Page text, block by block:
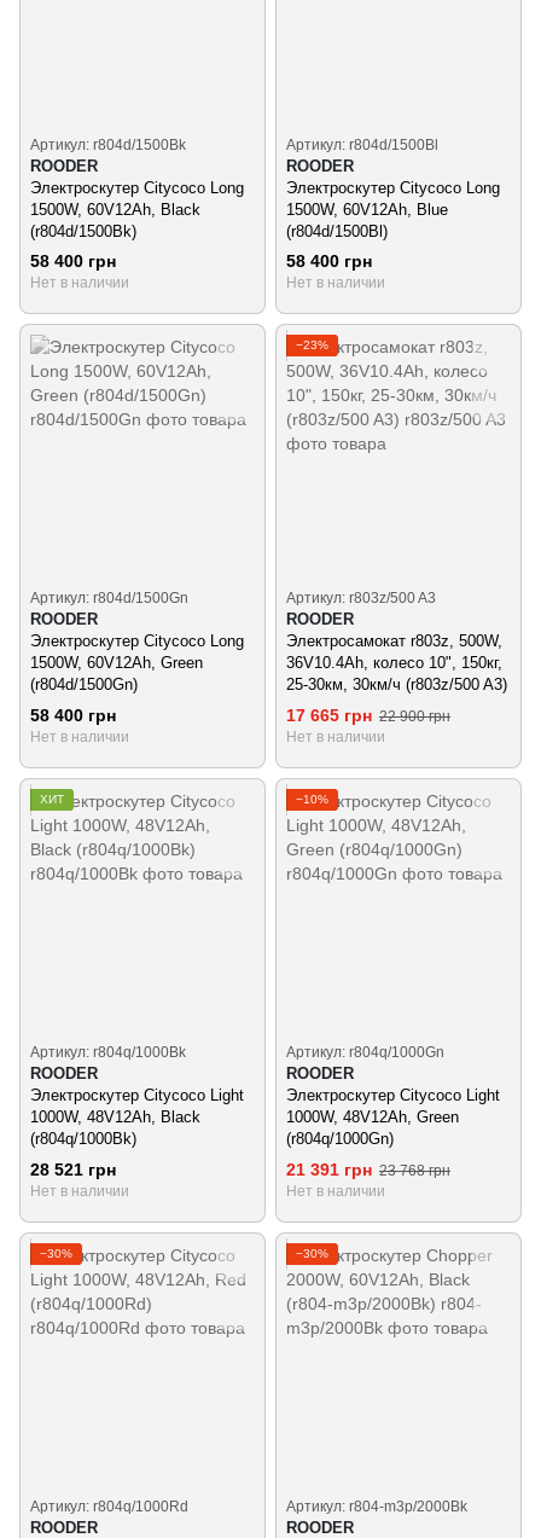
Артикул: r804d/1500Bk
ROODER
Электроскутер Citycoco Long
1500W, 60V12Ah, Black
(r804d/1500Bk)
58 400 грн
Нет в наличии
Артикул: r804d/1500Bl
ROODER
Электроскутер Citycoco Long
1500W, 60V12Ah, Blue
(r804d/1500Bl)
58 400 грн
Нет в наличии
Артикул: r804d/1500Gn
ROODER
Электроскутер Citycoco Long
1500W, 60V12Ah, Green
(r804d/1500Gn)
58 400 грн
Нет в наличии
−23%
Артикул: r803z/500 A3
ROODER
Электросамокат r803z, 500W,
36V10.4Ah, колесо 10", 150кг,
25-30км, 30км/ч (r803z/500 A3)
17 665 грн 22 900 грн
Нет в наличии
ХИТ
Артикул: r804q/1000Bk
ROODER
Электроскутер Citycoco Light
1000W, 48V12Ah, Black
(r804q/1000Bk)
28 521 грн
Нет в наличии
−10%
Артикул: r804q/1000Gn
ROODER
Электроскутер Citycoco Light
1000W, 48V12Ah, Green
(r804q/1000Gn)
21 391 грн 23 768 грн
Нет в наличии
−30%
Артикул: r804q/1000Rd
ROODER
−30%
Артикул: r804-m3p/2000Bk
ROODER